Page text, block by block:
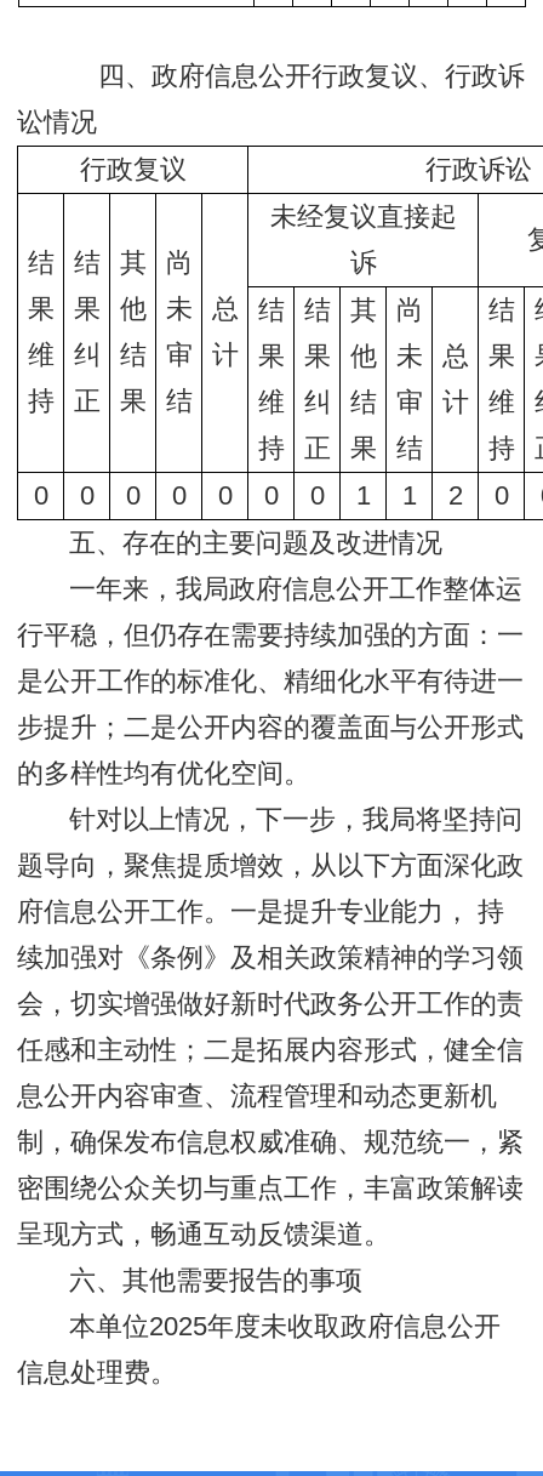
四、政府信息公开行政复议、行政诉
讼情况
行政复议
行政诉讼
结
果
维
持
结
果
纠
正
其
他
结
果
尚
未
审
结
总
计
未经复议直接起
诉
结
果
维
持
结
果
纠
正
其
他
结
果
尚
未
审
结
总
计
结
果
维
持
0
0 0 0 0 0 0 1 1 2 0
五、存在的主要问题及改进情况
一年来，我局政府信息公开工作整体运
行平稳，但仍存在需要持续加强的方面：一
是公开工作的标准化、精细化水平有待进一
步提升；二是公开内容的覆盖面与公开形式
的多样性均有优化空间。
针对以上情况，下一步，我局将坚持问
题导向，聚焦提质增效，从以下方面深化政
府信息公开工作。一是提升专业能力， 持
续加强对《条例》及相关政策精神的学习领
会，切实增强做好新时代政务公开工作的责
任感和主动性；二是拓展内容形式，健全信
息公开内容审查、流程管理和动态更新机
制，确保发布信息权威准确、规范统一，紧
密围绕公众关切与重点工作，丰富政策解读
呈现方式，畅通互动反馈渠道。
六、其他需要报告的事项
本单位2025年度未收取政府信息公开
信息处理费。